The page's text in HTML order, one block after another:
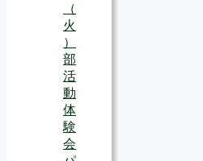
（
火
）
部
活
動
体
験
会